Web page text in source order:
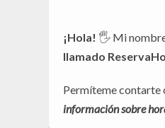
¡Hola! 🖐️ Mi
llamado
Permíteme contarte
información sobre